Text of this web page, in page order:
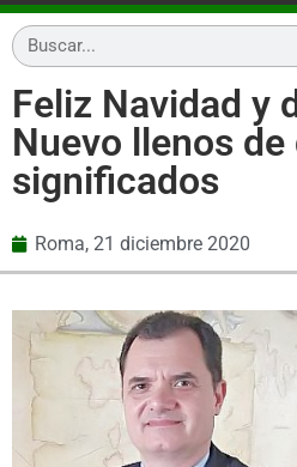
Feliz Navidad y
Nuevo llenos de
significados
Roma, 21 diciembre 2020